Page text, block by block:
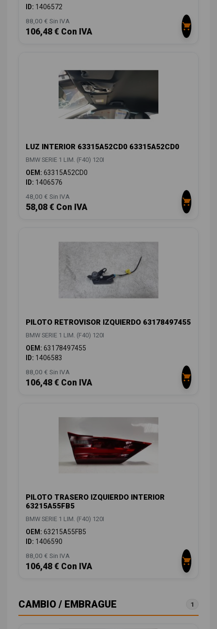
ID: 1406572
88,00 € Sin IVA
106,48 € Con IVA
LUZ INTERIOR 63315A52CD0 63315A52CD0
BMW SERIE 1 LIM. (F40) 120I
OEM: 63315A52CD0
ID: 1406576
48,00 € Sin IVA
58,08 € Con IVA
PILOTO RETROVISOR IZQUIERDO 63178497455
BMW SERIE 1 LIM. (F40) 120I
OEM: 63178497455
ID: 1406583
88,00 € Sin IVA
106,48 € Con IVA
PILOTO TRASERO IZQUIERDO INTERIOR
63215A55FB5
BMW SERIE 1 LIM. (F40) 120I
OEM: 63215A55FB5
ID: 1406590
88,00 € Sin IVA
106,48 € Con IVA
CAMBIO / EMBRAGUE 1